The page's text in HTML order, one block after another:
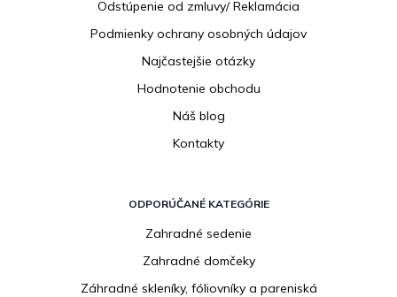
Odstúpenie od zmluvy/ Reklamácia
Podmienky ochrany osobných údajov
Najčastejšie otázky
Hodnotenie obchodu
Náš blog
Kontakty
ODPORÚČANÉ KATEGÓRIE
Zahradné sedenie
Zahradné domčeky
Záhradné skleníky, fóliovníky a pareniská